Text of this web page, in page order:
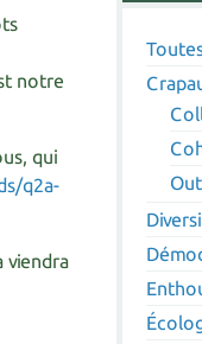
notre
qui
q2a-
viendra